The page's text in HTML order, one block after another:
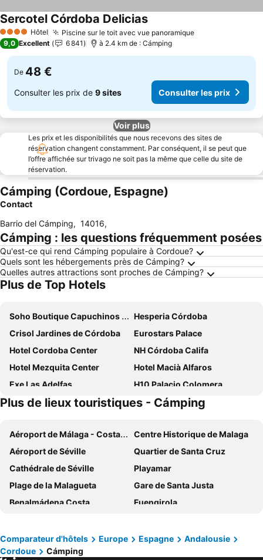
4 Étoiles Hôtel Piscine sur le toit avec vue panoramique
Sercotel Córdoba Delicias
9,0 Excellent 6 841 à 2.4 km de : Cámping
De 48 €
Consulter les prix de 9 sites Consulter les prix
Voir plus
Les prix et les disponibilités que nous recevons des sites de
réservation changent constamment. Par conséquent, il se peut que
l’offre affichée sur trivago ne soit pas la même que celle du site de
réservation.
Cámping (Cordoue, Espagne)
Contact
Barrio del Cámping, 14016,
Cámping : les questions fréquemment posées
Qu'est-ce qui rend Cámping populaire à Cordoue?
Quels sont les hébergements près de Cámping?
Quelles autres attractions sont proches de Cámping?
Plus de Top Hotels
Soho Boutique Capuchinos & Spa
Hesperia Córdoba
Crisol Jardines de Córdoba
Eurostars Palace
Hotel Cordoba Center
NH Córdoba Califa
Hotel Mezquita Center
Hotel Macià Alfaros
Exe Las Adelfas
H10 Palacio Colomera
Hotel Córdoba Centro
Eurostars Conquistador
Eurostars Maimonides
Eurostars Azahar
Hotel Eurostars Patios de Córdoba
Soho Boutique Cordoba
Exe Ciudad de Cordoba
Hotel Selu
La Boutique Puerta Osario
Hotel Serrano
Hotel DWO Finca Los Abetos
Maestre
Sercotel Córdoba Delicias
NH Collection Palacio de Córdoba
AC Hotel Cordoba
Plus de lieux touristiques - Cámping
Aéroport de Málaga - Costa del Dol
Centre Historique de Malaga
Aéroport de Séville
Quartier de Santa Cruz
Cathédrale de Séville
Playamar
Plage de la Malagueta
Gare de Santa Justa
Benalmádena Costa
Fuengirola
Alhambra
Place d'Espagne
Gare Vialia - Maria Zambrano
Comparateur d'hôtels Europe Espagne
Andalousie
Cordoue
Cámping